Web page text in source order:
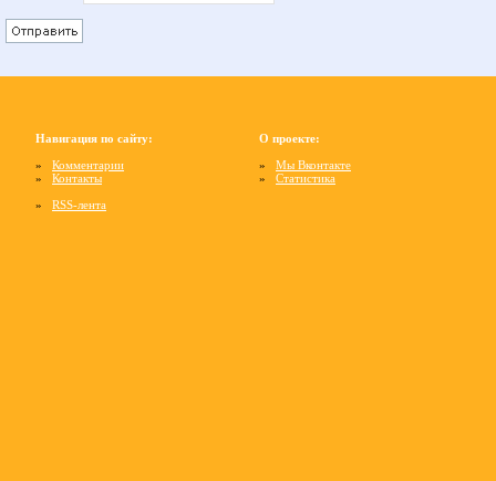
Навигация по сайту:
» Комментарии
» Контакты
» RSS-лента
О проекте:
» Мы Вконтакте
» Статистика